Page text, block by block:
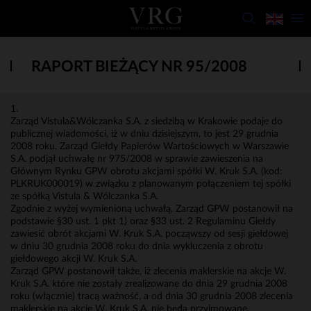
RAPORT BIEŻĄCY NR 95/2008
1.
Zarząd Vistula&Wólczanka S.A. z siedzibą w Krakowie podaje do
publicznej wiadomości, iż w dniu dzisiejszym, to jest 29 grudnia
2008 roku, Zarząd Giełdy Papierów Wartościowych w Warszawie
S.A. podjął uchwałę nr 975/2008 w sprawie zawieszenia na
Głównym Rynku GPW obrotu akcjami spółki W. Kruk S.A. (kod:
PLKRUK000019) w związku z planowanym połączeniem tej spółki
ze spółką Vistula & Wólczanka S.A.
Zgodnie z wyżej wymienioną uchwałą, Zarząd GPW postanowił na
podstawie §30 ust. 1 pkt 1) oraz §33 ust. 2 Regulaminu Giełdy
zawiesić obrót akcjami W. Kruk S.A. począwszy od sesji giełdowej
w dniu 30 grudnia 2008 roku do dnia wykluczenia z obrotu
giełdowego akcji W. Kruk S.A.
Zarząd GPW postanowił także, iż zlecenia maklerskie na akcje W.
Kruk S.A. które nie zostały zrealizowane do dnia 29 grudnia 2008
roku (włącznie) tracą ważność, a od dnia 30 grudnia 2008 zlecenia
maklerskie na akcje W. Kruk S.A. nie będą przyjmowane.